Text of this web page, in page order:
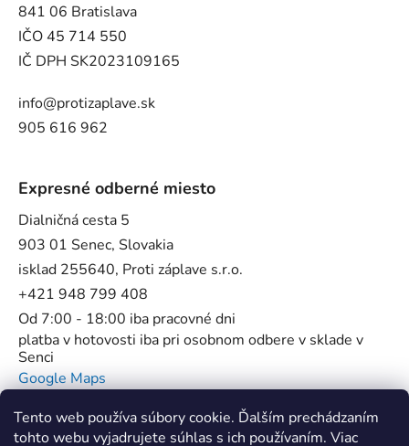
Tento web používa súbory cookie. Ďalším prechádzaním
tohto webu vyjadrujete súhlas s ich používaním. Viac
841 06 Bratislava
IČO 45 714 550
IČ DPH SK2023109165
info@protizaplave.sk
905 616 962
Expresné odberné miesto
Dialničná cesta 5
903 01 Senec, Slovakia
isklad 255640, Proti záplave s.r.o.
+421 948 799 408
Od 7:00 - 18:00 iba pracovné dni
platba v hotovosti iba pri osobnom odbere v sklade v
Senci
Google Maps